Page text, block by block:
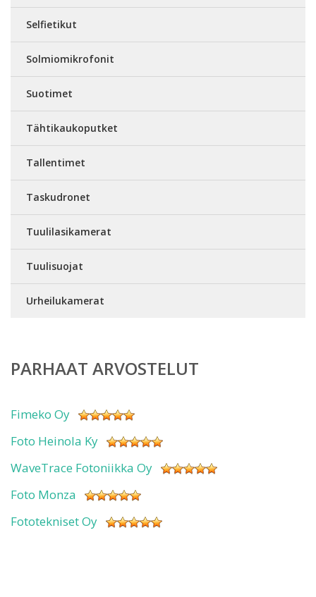
Selfietikut
Solmiomikrofonit
Suotimet
Tähtikaukoputket
Tallentimet
Taskudronet
Tuulilasikamerat
Tuulisuojat
Urheilukamerat
PARHAAT ARVOSTELUT
Fimeko Oy
Foto Heinola Ky
WaveTrace Fotoniikka Oy
Foto Monza
Fototekniset Oy